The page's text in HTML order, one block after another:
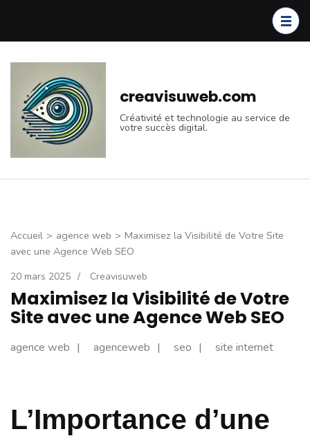
(Pressez
Entrée)
creavisuweb.com
Créativité et technologie au service de
votre succès digital.
Accueil > agence web > Maximisez la Visibilité de Votre Site
avec une Agence Web SEO
20 mars 2025 / Creavisuweb
Maximisez la Visibilité de Votre
Site avec une Agence Web SEO
agence web agenceweb seo site internet
L’Importance d’une